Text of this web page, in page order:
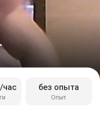
час
Опыт
без опыта